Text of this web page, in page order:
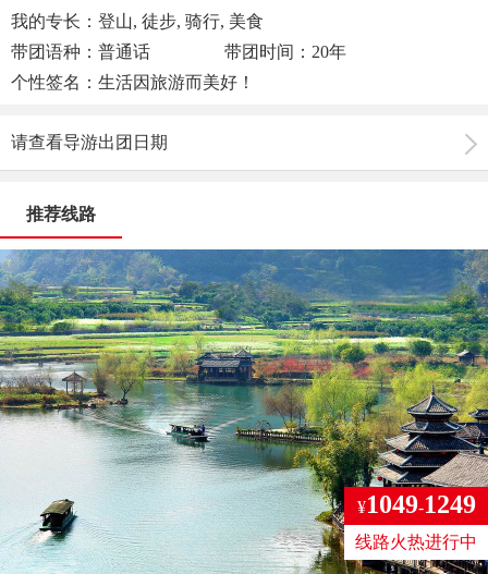
我的专长：登山, 徒步, 骑行, 美食
带团语种：普通话
带团时间：20年
个性签名：生活因旅游而美好！
请查看导游出团日期
推荐线路
¥1049-1249
线路火热进行中